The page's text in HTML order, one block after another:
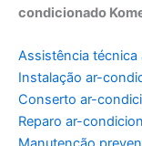
condicionado
Assistência
Instalação ar-
Conserto ar-
Reparo ar-